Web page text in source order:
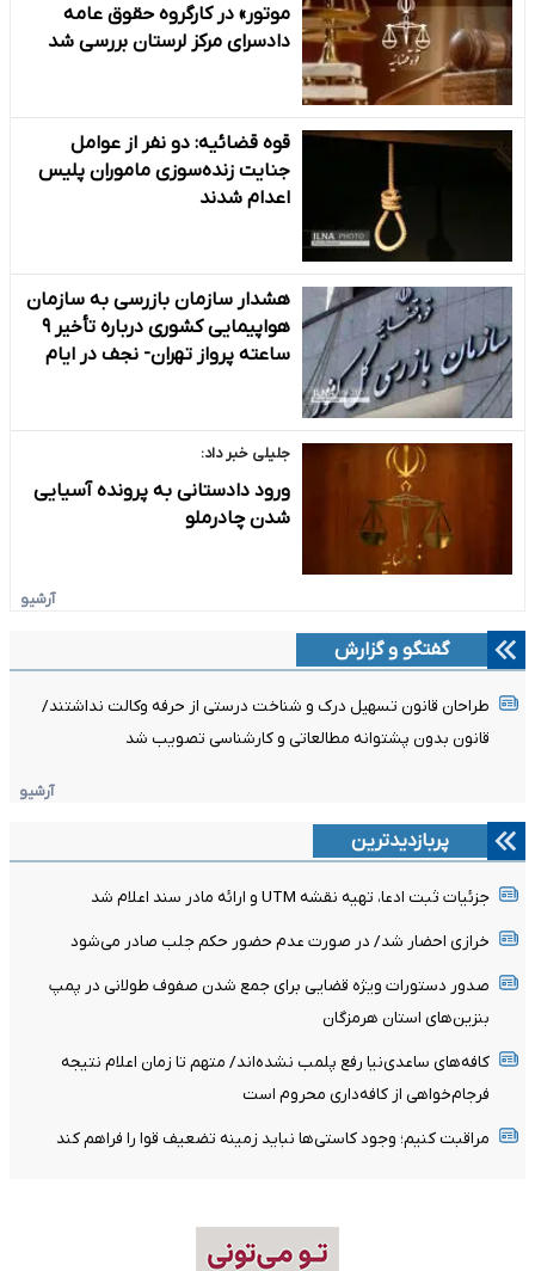
موتور» در کارگروه حقوق عامه
دادسرای مرکز لرستان بررسی شد
قوه قضائیه: دو نفر از عوامل
جنایت زنده‌سوزی ماموران پلیس
اعدام شدند
هشدار سازمان بازرسی به سازمان
هواپیمایی کشوری درباره تأخیر ۹
ساعته پرواز تهران- نجف در ایام
جلیلی خبر داد:
ورود دادستانی به پرونده آسیایی
شدن چادرملو
آرشیو
گفتگو و گزارش
طراحان قانون تسهیل درک و شناخت درستی از حرفه وکالت نداشتند/
قانون بدون پشتوانه مطالعاتی و کارشناسی تصویب شد
آرشیو
پربازدیدترین
جزئیات ثبت ادعا، تهیه نقشه UTM و ارائه مادر سند اعلام شد
خرازی احضار شد/ در صورت عدم حضور حکم جلب صادر می‌شود
صدور دستورات ویژه قضایی برای جمع شدن صفوف طولانی در پمپ
بنزین‌های استان هرمزگان
کافه‌های ساعدی‌نیا رفع پلمب نشده‌اند/ متهم تا زمان اعلام نتیجه
فرجام‌خواهی از کافه‌داری محروم است
مراقبت کنیم؛ وجود کاستی‌ها نباید زمینه تضعیف قوا را فراهم کند